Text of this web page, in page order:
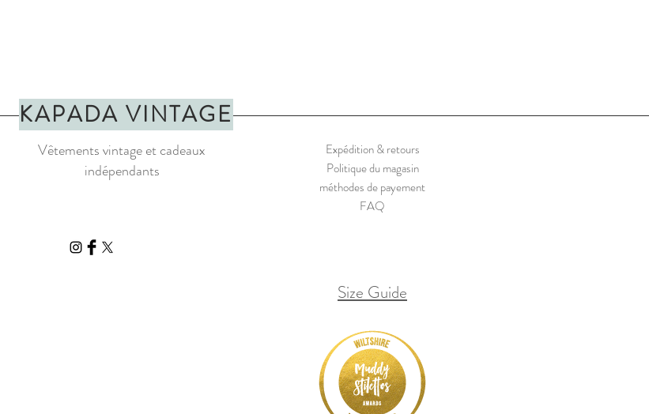
KAPADA VINTAGE
Vêtements vintage et cadeaux
indépendants
Expédition & retours
Politique du magasin
méthodes de payement
FAQ
Size Guide